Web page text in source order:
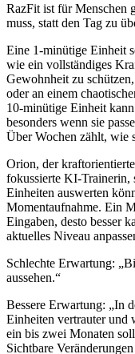
RazFit ist für Menschen
muss, statt den Tag zu
Eine 1-minütige Einheit
wie ein vollständiges
Gewohnheit zu
oder an einem
10-minütige Einheit
besonders wenn sie
Über Wochen zählt, wie
Orion, der
fokussierte KI-Trainerin,
Einheiten auswerten
Momentaufnahme. Ein
Eingaben, desto besser
aktuelles Niveau
Schlechte Erwartung:
aussehen.“
Bessere Erwartung: „In
Einheiten vertrauter und
ein bis zwei Monaten
Sichtbare